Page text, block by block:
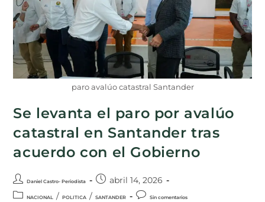
paro avalúo catastral Santander
Se levanta el paro por avalúo
catastral en Santander tras
acuerdo con el Gobierno
Daniel Castro- Periodista abril 14, 2026
NACIONAL / POLITICA / SANTANDER Sin comentarios